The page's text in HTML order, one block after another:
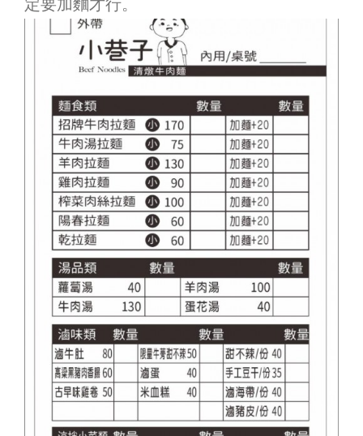
定要加麵才行。